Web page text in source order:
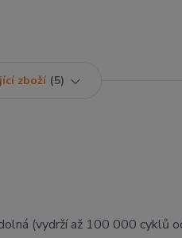
zboží 5
(vydrží až 100 000 cyklů